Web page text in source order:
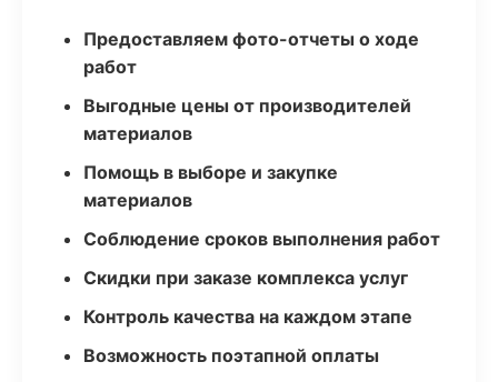
Предоставляем фото-отчеты о ходе
работ
Выгодные цены от производителей
материалов
Помощь в выборе и закупке
материалов
Соблюдение сроков выполнения работ
Скидки при заказе комплекса услуг
Контроль качества на каждом этапе
Возможность поэтапной оплаты